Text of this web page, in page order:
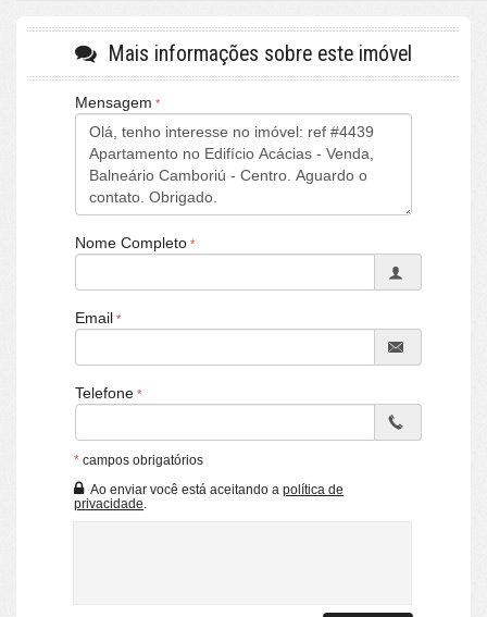
Terceira Avenida: 615m
Marginal Leste: 1,0km
[ O APARTAMENTO ]:
Prédio Frente Mar
Mobiliado
90m² Privativo
2 Dormitórios
1 BWC Social
Cozinha
1 Vaga Privativa
[ O CONDOMÍNIO ]:
Frente Mar
Hall Social Decorado
Gás Central
Interfone
Mais informações sobre este imóvel
Mensagem
Nome Completo
Email
Telefone
* campos obrigatórios
Ao enviar você está aceitando a política de
privacidade